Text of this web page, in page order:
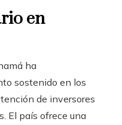
en
ha
sostenido en los
de inversores
El país ofrece una